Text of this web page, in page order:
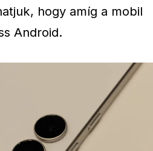
hogy amíg a mobil
Android.